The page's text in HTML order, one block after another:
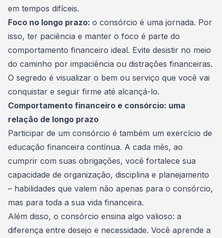
em tempos difíceis.
Foco no longo prazo: o consórcio é uma jornada. Por
isso, ter paciência e manter o foco é parte do
comportamento financeiro ideal. Evite desistir no meio
do caminho por impaciência ou distrações financeiras.
O segredo é visualizar o bem ou serviço que você vai
conquistar e seguir firme até alcançá-lo.
Comportamento financeiro e consórcio: uma
relação de longo prazo
Participar de um consórcio é também um exercício de
educação financeira contínua. A cada mês, ao
cumprir com suas obrigações, você fortalece sua
capacidade de organização, disciplina e planejamento
– habilidades que valem não apenas para o consórcio,
mas para toda a sua vida financeira.
Além disso, o consórcio ensina algo valioso: a
diferença entre desejo e necessidade. Você aprende a